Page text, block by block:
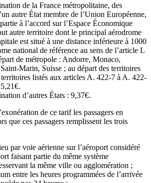
de la France métropolitaine, des
autre État membre de l’Union Européenne,
à l’accord sur l’Espace Économique
autre territoire dont le principal aérodrome
est situé à une distance inférieure à 1000
national de référence au sens de l’article L
de métropole : Andorre, Monaco,
Marin, Suisse ; au départ des territoires
listés aux articles A. 422-7 à A. 422-
d’autres États : 9,37€.
de ce tarif les passagers en
que ces passagers remplissent les trois
par voie aérienne sur l’aéroport considéré
faisant partie du même système
la même ville ou agglomération ;
entre les heures programmées de l’arrivée